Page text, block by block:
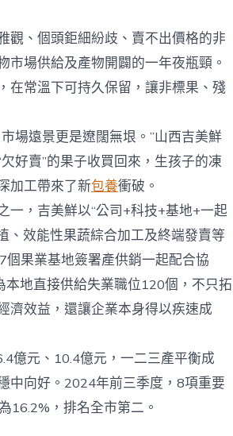
、個頭鉅細紛歧、賣不出價格的非
場供給及產物開闢的一年夜瓶頸。
在常溫下可持久保留，讓非標果、殘
遠景更是遼闊無垠。”山西吉美鮮
好賣”的果子收買回來，生孩子的凍
加工帶來了新包養衝破。
，吉美鮮以“公司+科技+基地+一起
、效能性果蔬綜合加工及終端發賣等
果業基地簽署產供銷一起配合協
地直接供給失業職位120個，不只拓
濟效益，還讓企業本身得以疾速成
元、10.4億元，一二三產平衡成
中向好。2024年前三季度，8項重要
16.2%，排名全市第二。